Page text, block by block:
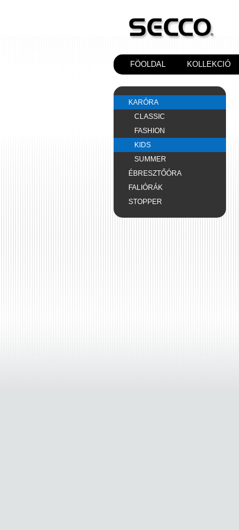
FÖOLDAL KOLLEKCIÓ
KARÓRA
CLASSIC
FASHION
KIDS
SUMMER
ÉBRESZTŐÓRA
FALIÓRÁK
STOPPER